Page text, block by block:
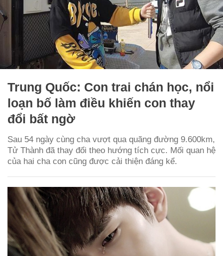
Trung Quốc: Con trai chán học, nổi
loạn bố làm điều khiến con thay
đổi bất ngờ
Sau 54 ngày cùng cha vượt qua quãng đường 9.600km,
Tử Thành đã thay đổi theo hướng tích cực. Mối quan hệ
của hai cha con cũng được cải thiện đáng kể.